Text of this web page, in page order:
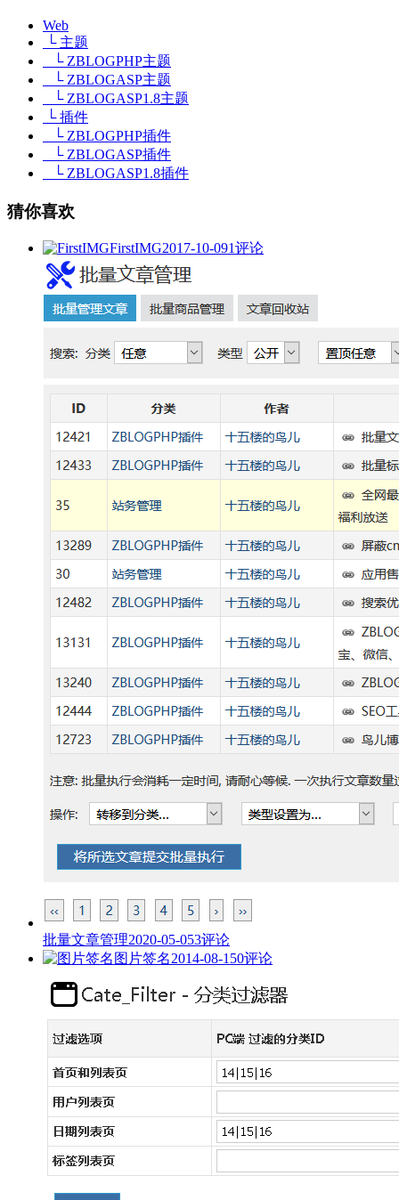
Web
└ 主题
└ ZBLOGPHP主题
└ ZBLOGASP主题
└ ZBLOGASP1.8主题
└ 插件
└ ZBLOGPHP插件
└ ZBLOGASP插件
└ ZBLOGASP1.8插件
猜你喜欢
FirstIMG2017-10-091评论
批量文章管理2020-05-053评论
图片签名2014-08-150评论